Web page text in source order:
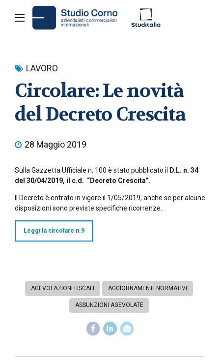
LAVORO
Circolare: Le novità
del Decreto Crescita
28 Maggio 2019
Sulla Gazzetta Ufficiale n. 100 è stato pubblicato il
D.L. n. 34
del 30/04/2019, il c.d. “Decreto Crescita”.
Il Decreto è entrato in vigore il 1/05/2019, anche se per alcune
disposizioni sono previste specifiche ricorrenze.
Leggi la circolare n.9
AGEVOLAZIONI FISCALI AGGIORNAMENTI NORMATIVI
ASSUNZIONI AGEVOLATE